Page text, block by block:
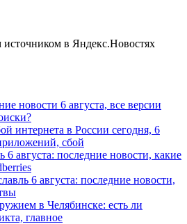
в Яндекс.Новостях
новости 6 августа, все версии
интернета в России сегодня, 6
сбой
августа: последние новости, какие
6 августа: последние новости,
в Челябинске: есть ли
главное